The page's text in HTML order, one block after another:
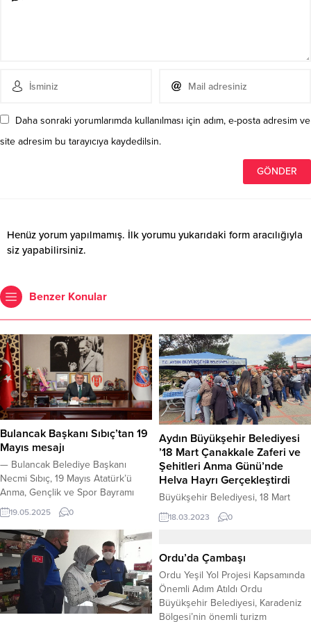
Daha sonraki yorumlarımda kullanılması için adım, e-posta adresim ve
site adresim bu tarayıcıya kaydedilsin.
Henüz yorum yapılmamış. İlk yorumu yukarıdaki form aracılığıyla
siz yapabilirsiniz.
Benzer Konular
Bulancak Başkanı Sıbıç’tan 19
Mayıs mesajı
— Bulancak Belediye Başkanı
Necmi Sıbıç, 19 Mayıs Atatürk’ü
Anma, Gençlik ve Spor Bayramı
dolayısıyla yayımladığı mesajda Milli
Mücadele’nin başlangıcının 106. yıl
dönümünü kutladı ve gençlerin
önemine değindi. Giriş Bulancak
Belediye Başkanı Necmi Sıbıç, 19
Mayıs Atatürk’ü Anma, Gençlik ve
Spor Bayramı’nın 106. yıl dönümü
nedeniyle bir mesaj yayımladı.
19.05.2025 0
Aydın Büyükşehir Belediyesi
’18 Mart Çanakkale Zaferi ve
Şehitleri Anma Günü’nde
Helva Hayrı Gerçekleştirdi
Büyükşehir Belediyesi, 18 Mart
Çanakkale Zaferi ve Şehitleri Anma
Günü’nde şehitleri anmak için
yaptı. Hayra büyük ilgi gösteren
vatandaşlar, uzun kuyruklar
oluşturdu. 18 Mart Çanakkale
Zaferi’nin 108’inci yıldönümü ve
Şehitleri Anma Günü dolayısıyla
18.03.2023 0
Ordu’da Çambaşı
Ordu Yeşil Yol Projesi Kapsamında
Önemli Adım Atıldı Ordu
Büyükşehir Belediyesi, Karadeniz
Bölgesi’nin önemli turizm